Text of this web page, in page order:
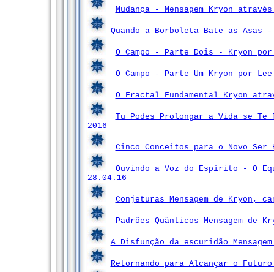
Mudança - Mensagem Kryon
Quando a Borboleta Bate as Asas
O Campo - Parte Dois - Kryon
O Campo - Parte Um Kryon por
O Fractal Fundamental Kryon
Tu Podes Prolongar a Vida se
2016
Cinco Conceitos para o Novo Ser
Ouvindo a Voz do Espírito - O
28.04.16
Conjeturas Mensagem de Kryon,
Padrões Quânticos Mensagem de
A Disfunção da escuridão
Retornando para Alcançar o